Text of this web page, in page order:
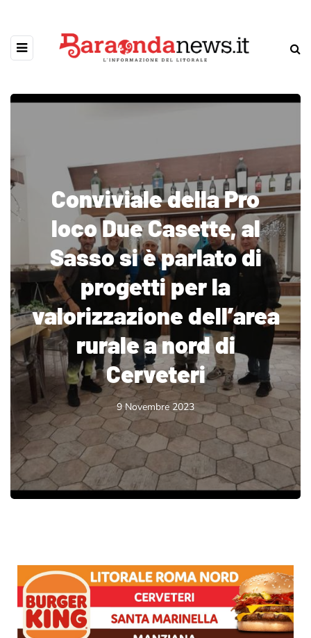
Conviviale della Pro
loco Due Casette, al
Sasso si è parlato di
progetti per la
valorizzazione dell’area
rurale a nord di
Cerveteri
9 Novembre 2023